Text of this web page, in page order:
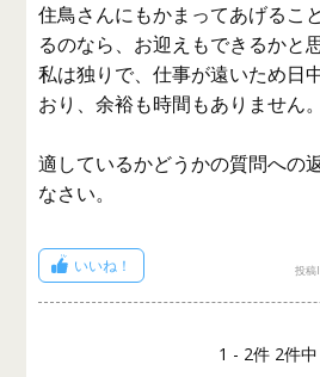
住鳥さんにもかまってあげるこ
るのなら、お迎えもできるかと
私は独りで、仕事が遠いため日
おり、余裕も時間もありません。
適しているかどうかの質問への
なさい。
いいね！ 投稿
1 - 2件 2件中